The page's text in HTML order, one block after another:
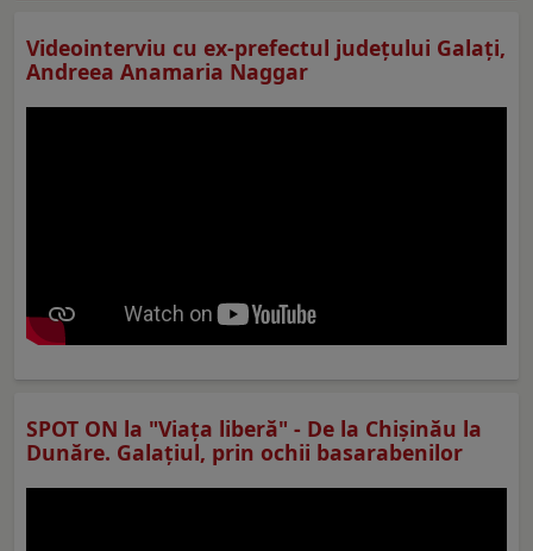
Videointerviu cu ex-prefectul judeţului Galaţi,
Andreea Anamaria Naggar
SPOT ON la "Viaţa liberă" - De la Chișinău la
Dunăre. Galațiul, prin ochii basarabenilor